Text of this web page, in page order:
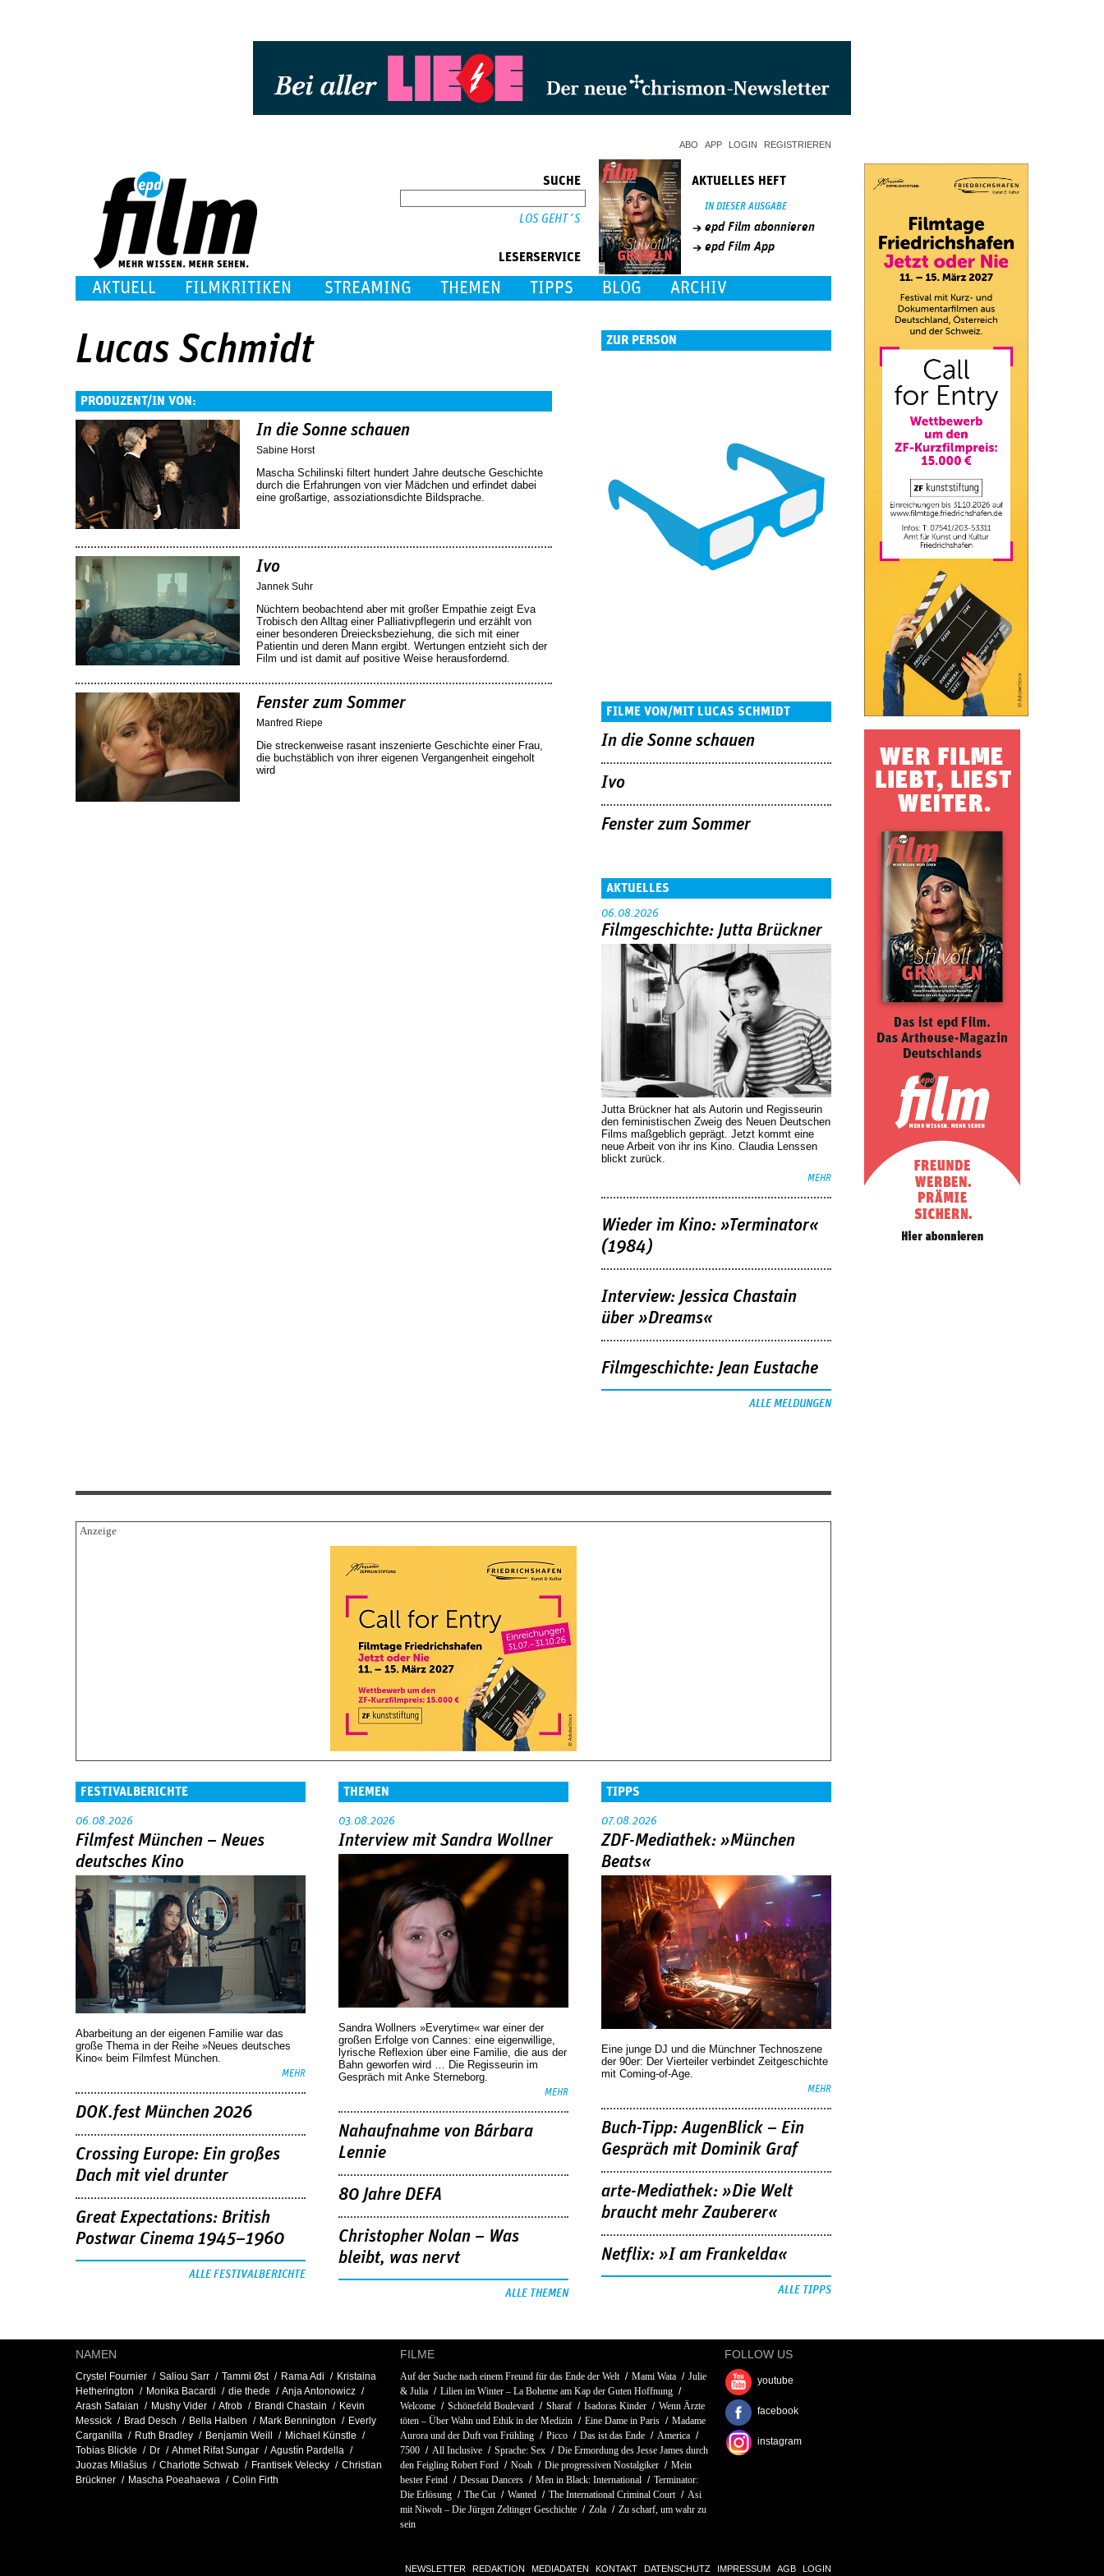
ABO APP LOGIN REGISTRIEREN
SUCHE
LESERSERVICE
AKTUELLES HEFT
IN DIESER AUSGABE
epd Film abonnieren
epd Film App
AKTUELL FILMKRITIKEN STREAMING THEMEN TIPPS BLOG ARCHIV
Lucas Schmidt
PRODUZENT/IN VON:
In die Sonne schauen
Sabine Horst
Mascha Schilinski filtert hundert Jahre deutsche Geschichte
durch die Erfahrungen von vier Mädchen und erfindet dabei
eine großartige, assoziationsdichte Bildsprache.
Ivo
Jannek Suhr
Nüchtern beobachtend aber mit großer Empathie zeigt Eva
Trobisch den Alltag einer Palliativpflegerin und erzählt von
einer besonderen Dreiecksbeziehung, die sich mit einer
Patientin und deren Mann ergibt. Wertungen entzieht sich der
Film und ist damit auf positive Weise herausfordernd.
Fenster zum Sommer
Manfred Riepe
Die streckenweise rasant inszenierte Geschichte einer Frau,
die buchstäblich von ihrer eigenen Vergangenheit eingeholt
wird
ZUR PERSON
FILME VON/MIT LUCAS SCHMIDT
In die Sonne schauen
Ivo
Fenster zum Sommer
AKTUELLES
06.08.2026
Filmgeschichte: Jutta Brückner
Jutta Brückner hat als Autorin und Regisseurin
den feministischen Zweig des Neuen Deutschen
Films maßgeblich geprägt. Jetzt kommt eine
neue Arbeit von ihr ins Kino. Claudia Lenssen
blickt zurück.
MEHR
Wieder im Kino: »Terminator«
(1984)
Interview: Jessica Chastain
über »Dreams«
Filmgeschichte: Jean Eustache
ALLE MELDUNGEN
FESTIVALBERICHTE
06.08.2026
Filmfest München – Neues
deutsches Kino
Abarbeitung an der eigenen Familie war das
große Thema in der Reihe »Neues deutsches
Kino« beim Filmfest München.
MEHR
DOK.fest München 2026
Crossing Europe: Ein großes
Dach mit viel drunter
Great Expectations: British
Postwar Cinema 1945–1960
ALLE FESTIVALBERICHTE
THEMEN
03.08.2026
Interview mit Sandra Wollner
Sandra Wollners »Everytime« war einer der
großen Erfolge von Cannes: eine eigenwillige,
lyrische Reflexion über eine ­Familie, die aus der
Bahn geworfen wird … Die Regisseurin im
Gespräch mit Anke Sterneborg.
MEHR
Nahaufnahme von Bárbara
Lennie
80 Jahre DEFA
Christopher Nolan – Was
bleibt, was nervt
ALLE THEMEN
TIPPS
07.08.2026
ZDF-Mediathek: »München
Beats«
Eine junge DJ und die Münchner Technoszene
der 90er: Der Vierteiler verbindet Zeitgeschichte
mit Coming-of-Age.
MEHR
Buch-Tipp: AugenBlick – Ein
Gespräch mit Dominik Graf
arte-Mediathek: »Die Welt
braucht mehr Zauberer«
Netflix: »I am Frankelda«
ALLE TIPPS
NAMEN
Crystel Fournier Saliou Sarr Tammi Øst Rama Adi
Kristaina
Hetherington
Monika Bacardi die thede
Anja Antonowicz
Arash Safaian
Mushy Vider Afrob Brandi Chastain
Kevin
Messick
Brad Desch Bella Halben Mark Bennington
Everly
Carganilla
Ruth Bradley Benjamin Weill
Michael Künstle
Tobias Blickle
Dr Ahmet Rifat Sungar
Agustín Pardella
Juozas Milašius
Charlotte Schwab Frantisek Velecky
Christian
Brückner
Mascha Poeahaewa Colin Firth
FILME
Auf der Suche nach einem Freund für das Ende der Welt Mami Wata
Julie
& Julia
Lilien im Winter – La Boheme am Kap der Guten Hoffnung
Welcome
Schönefeld Boulevard Sharaf Isadoras Kinder
Wenn Ärzte
töten – Über Wahn und Ethik in der Medizin
Eine Dame in Paris
Madame
Aurora und der Duft von Frühling
Picco Das ist das Ende
America
7500
All Inclusive Sprache: Sex
Die Ermordung des Jesse James durch
den Feigling Robert Ford
Noah Die progressiven Nostalgiker
Mein
bester Feind
Dessau Dancers Men in Black: International
Terminator:
Die Erlösung
The Cut Wanted The International Criminal Court
Asi
mit Niwoh – Die Jürgen Zeltinger Geschichte
Zola
Zu scharf, um wahr zu
sein
FOLLOW US
youtube
facebook
instagram
NEWSLETTER REDAKTION MEDIADATEN KONTAKT DATENSCHUTZ IMPRESSUM AGB LOGIN